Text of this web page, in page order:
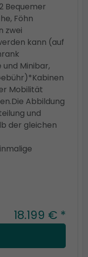
Bequemer
Föhn
zwei
kann (auf
und Minibar,
Mobilität
Abbildung
und
der gleichen
18.199 € *